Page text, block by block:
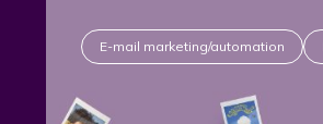
E-mail marketing/automation